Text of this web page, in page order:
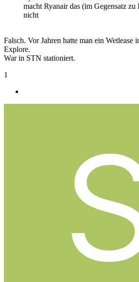
macht Ryanair das (im Gegensatz
nicht
Falsch. Vor Jahren hatte man ein Wetlease
Explore.
War in STN stationiert.
1